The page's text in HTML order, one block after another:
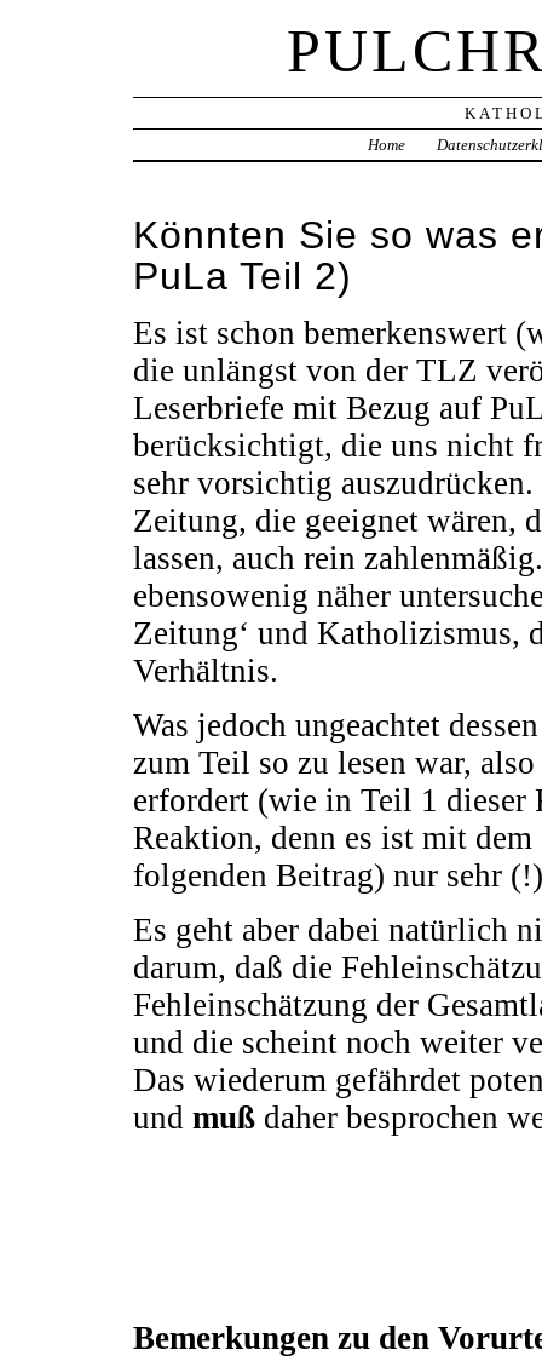
Home
Könnten Sie so was
PuLa Teil 2)
Es ist schon bemerkenswert
die unlängst von der TLZ
Leserbriefe mit Bezug auf
berücksichtigt, die uns nicht
sehr vorsichtig
Zeitung, die geeignet wären,
lassen, auch rein
ebensowenig näher
Zeitung‘ und Katholizismus,
Verhältnis.
Was jedoch ungeachtet
zum Teil so zu lesen war,
erfordert (wie in Teil 1 dieser
Reaktion, denn es ist mit
folgenden Beitrag) nur sehr
Es geht aber dabei natürlich
darum, daß die
Fehleinschätzung der
und die scheint noch weiter
Das wiederum gefährdet
und mußdaher besprochen
Bemerkungen zu den